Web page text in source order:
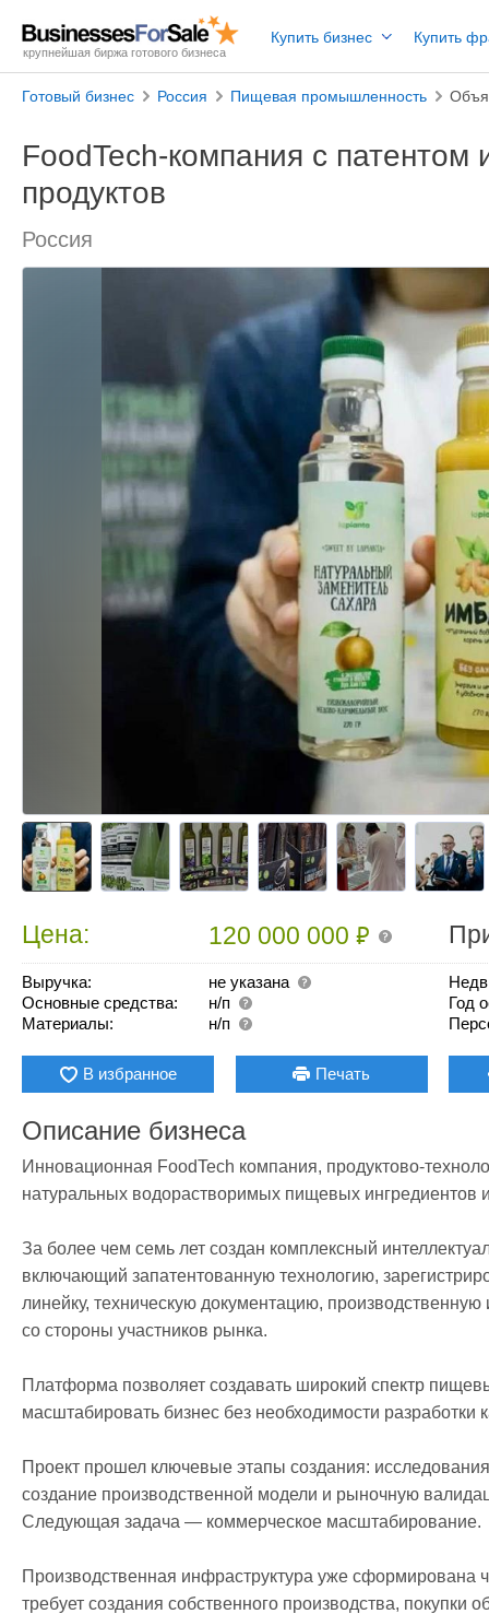
крупнейшая биржа готового бизнеса
Купить бизнес Купить
Готовый бизнес Россия Пищевая промышленность
FoodTech-компания с патентом
продуктов
Россия
Цена: 120 000 000₽
Выручка:
не указана
Основные средства:
н/п
Материалы:
н/п
Год
В избранное Печать
Описание бизнеса
Инновационная FoodTech компания, продуктово-
натуральных водорастворимых пищевых ингредиентов
За более чем семь лет создан комплексный
включающий запатентованную технологию,
линейку, техническую документацию,
со стороны участников рынка.
Платформа позволяет создавать широкий спектр
масштабировать бизнес без необходимости разработки
Проект прошел ключевые этапы создания:
создание производственной модели и рыночную
Следующая задача — коммерческое масштабирование.
Производственная инфраструктура уже сформирована
требует создания собственного производства, покупки